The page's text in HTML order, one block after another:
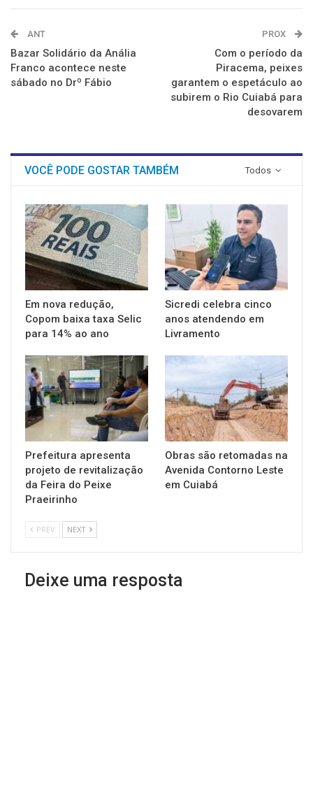
ANT
Bazar Solidário da Anália
Franco acontece neste
sábado no Drº Fábio
PROX
Com o período da
Piracema, peixes
garantem o espetáculo ao
subirem o Rio Cuiabá para
desovarem
Todos
VOCÊ PODE GOSTAR TAMBÉM
Em nova redução,
Copom baixa taxa Selic
para 14% ao ano
Sicredi celebra cinco
anos atendendo em
Livramento
Prefeitura apresenta
projeto de revitalização
da Feira do Peixe
Praeirinho
Obras são retomadas na
Avenida Contorno Leste
em Cuiabá
PREV NEXT
Deixe uma resposta